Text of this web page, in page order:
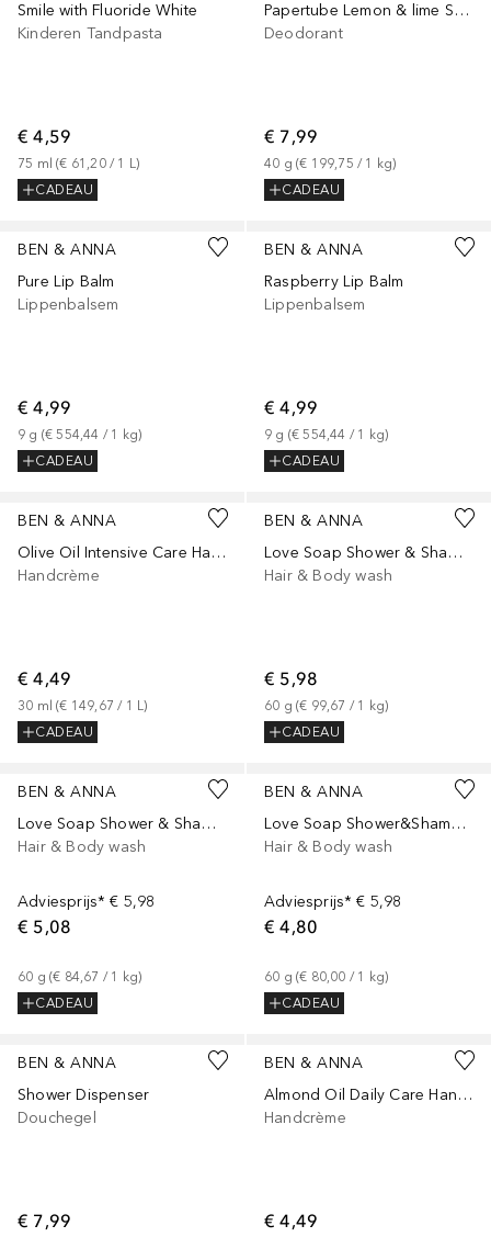
Smile with Fluoride White
Kinderen Tandpasta
€ 4,59
75 ml (€ 61,20 / 1 L)
CADEAU
Papertube Lemon & lime Sensitive
Deodorant
€ 7,99
40 g (€ 199,75 / 1 kg)
CADEAU
BEN & ANNA
Pure Lip Balm
Lippenbalsem
€ 4,99
9 g (€ 554,44 / 1 kg)
CADEAU
BEN & ANNA
Raspberry Lip Balm
Lippenbalsem
€ 4,99
9 g (€ 554,44 / 1 kg)
CADEAU
BEN & ANNA
Olive Oil Intensive Care Hand Cream
Handcrème
€ 4,49
30 ml (€ 149,67 / 1 L)
CADEAU
BEN & ANNA
Love Soap Shower & Shampoo Elmswood
Hair & Body wash
€ 5,98
60 g (€ 99,67 / 1 kg)
CADEAU
BEN & ANNA
Love Soap Shower & Shampoo Oriental Magic
Hair & Body wash
Adviesprijs* € 5,98
€ 5,08
60 g (€ 84,67 / 1 kg)
CADEAU
BEN & ANNA
Love Soap Shower&Shampoo Oriental Magic
Hair & Body wash
Adviesprijs* € 5,98
€ 4,80
60 g (€ 80,00 / 1 kg)
CADEAU
BEN & ANNA
Shower Dispenser
Douchegel
€ 7,99
BEN & ANNA
Almond Oil Daily Care Hand Cream
Handcrème
€ 4,49